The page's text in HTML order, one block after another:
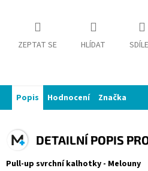
ZEPTAT SE HLÍDAT
Popis Hodnocení Značka
DETAILNÍ POPIS
Pull-up svrchní kalhotky - Melouny